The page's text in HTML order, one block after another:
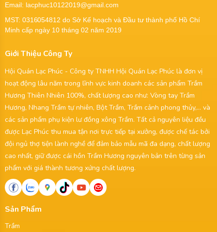
Email: lacphuc10122019@gmail.com
MST: 0316054812 do Sở Kế hoạch và Đầu tư thành phố Hồ Chí
Minh cấp ngày 10 tháng 02 năm 2019
Giới Thiệu Công Ty
Hội Quán Lạc Phúc - Công ty TNHH Hội Quán Lạc Phúc là đơn vị
hoạt động lâu năm trong lĩnh vực kinh doanh các sản phẩm Trầm
Hương Thiên Nhiên 100%, chất lượng cao như: Vòng tay Trầm
Hương, Nhang Trầm tự nhiên, Bột Trầm, Trầm cảnh phong thủy,... và
các sản phẩm phụ kiện lư đồng xông Trầm. Tất cả nguyên liệu đều
được Lạc Phúc thu mua tận nơi trực tiếp tại xưởng, được chế tác bởi
đội ngủ thợ tiện lành nghề để đảm bảo mẫu mã đa dạng, chất lượng
cao nhất, giữ được cái hồn Trầm Hương nguyên bản trên từng sản
phẩm với giá thành tương xứng chất lượng.
Sản Phẩm
Trầm